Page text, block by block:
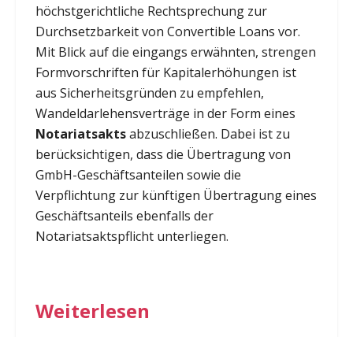
höchstgerichtliche Rechtsprechung zur
Durchsetzbarkeit von Convertible Loans vor.
Mit Blick auf die eingangs erwähnten, strengen
Formvorschriften für Kapitalerhöhungen ist
aus Sicherheitsgründen zu empfehlen,
Wandeldarlehensverträge in der Form eines
Notariatsaktsabzuschließen. Dabei ist zu
berücksichtigen, dass die Übertragung von
GmbH-Geschäftsanteilen sowie die
Verpflichtung zur künftigen Übertragung eines
Geschäftsanteils ebenfalls der
Notariatsaktspflicht unterliegen.
Weiterlesen